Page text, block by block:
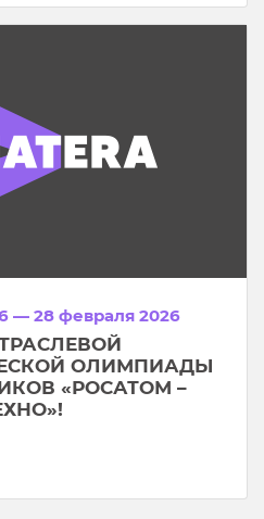
— 28 февраля 2026
ОЛИМПИАДЫ
«РОСАТОМ –